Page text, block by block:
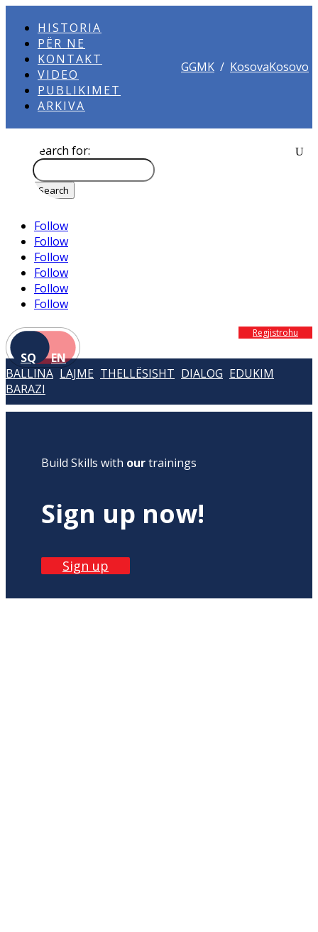
HISTORIA
PËR NE
KONTAKT
VIDEO
PUBLIKIMET
ARKIVA
GGMK / KosovaKosovo
Search for:
Follow
Follow
Follow
Follow
Follow
Follow
SQ EN
Regjistrohu
BALLINA LAJME THELLËSISHT DIALOG EDUKIM
BARAZI
Build Skills with ourtrainings
Sign up now!
Sign up